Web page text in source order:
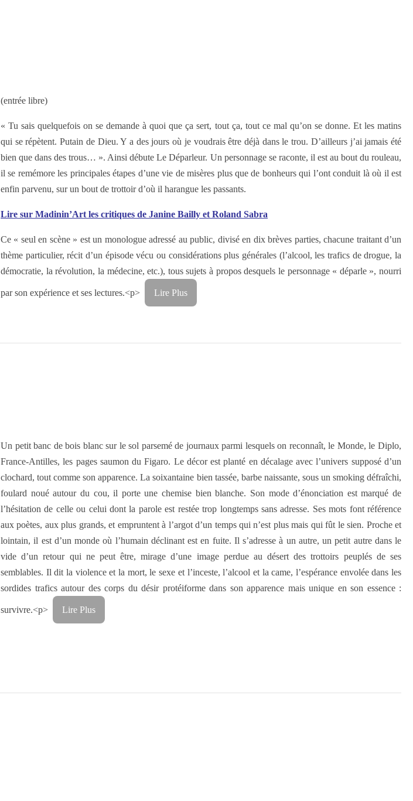
(entrée libre)
« Tu sais quelquefois on se demande à quoi que ça sert, tout ça, tout ce mal qu’on se donne. Et les matins
qui se répètent. Putain de Dieu. Y a des jours où je voudrais être déjà dans le trou. D’ailleurs j’ai jamais été
bien que dans des trous… ». Ainsi débute Le Déparleur. Un personnage se raconte, il est au bout du rouleau,
il se remémore les principales étapes d’une vie de misères plus que de bonheurs qui l’ont conduit là où il est
enfin parvenu, sur un bout de trottoir d’où il harangue les passants.
Lire sur Madinin’Art les critiques de Janine Bailly et Roland Sabra
Ce « seul en scène » est un monologue adressé au public, divisé en dix brèves parties, chacune traitant d’un
thème particulier, récit d’un épisode vécu ou considérations plus générales (l’alcool, les trafics de drogue, la
démocratie, la révolution, la médecine, etc.), tous sujets à propos desquels le personnage « déparle », nourri
par son expérience et ses lectures.<p> Lire Plus
Un petit banc de bois blanc sur le sol parsemé de journaux parmi lesquels on reconnaît, le Monde, le Diplo,
France-Antilles, les pages saumon du Figaro. Le décor est planté en décalage avec l’univers supposé d’un
clochard, tout comme son apparence. La soixantaine bien tassée, barbe naissante, sous un smoking défraîchi,
foulard noué autour du cou, il porte une chemise bien blanche. Son mode d’énonciation est marqué de
l’hésitation de celle ou celui dont la parole est restée trop longtemps sans adresse. Ses mots font référence
aux poètes, aux plus grands, et empruntent à l’argot d’un temps qui n’est plus mais qui fût le sien. Proche et
lointain, il est d’un monde où l’humain déclinant est en fuite. Il s’adresse à un autre, un petit autre dans le
vide d’un retour qui ne peut être, mirage d’une image perdue au désert des trottoirs peuplés de ses
semblables. Il dit la violence et la mort, le sexe et l’inceste, l’alcool et la came, l’espérance envolée dans les
sordides trafics autour des corps du désir protéiforme dans son apparence mais unique en son essence :
survivre.<p> Lire Plus